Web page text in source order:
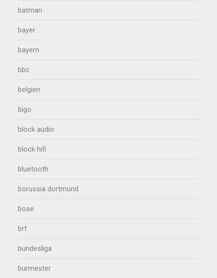
batman
bayer
bayern
bbc
belgien
bigo
block audio
block hifi
bluetooth
borussia dortmund
bose
brf
bundesliga
burmester